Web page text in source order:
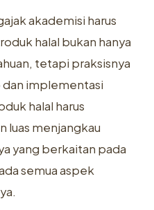
akademisi harus
halal bukan hanya
tetapi praksisnya
dan implementasi
halal harus
luas menjangkau
yang berkaitan pada
semua aspek